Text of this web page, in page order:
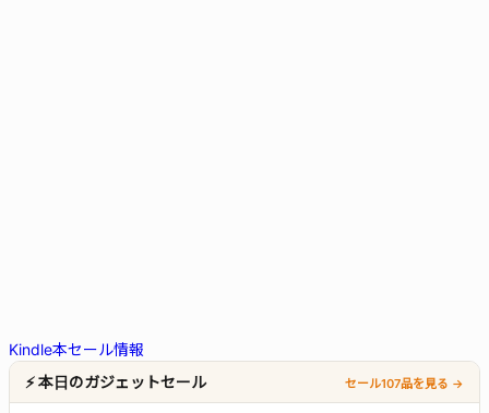
Kindle本セール情報
⚡ 本日のガジェットセール
セール107品を見る →